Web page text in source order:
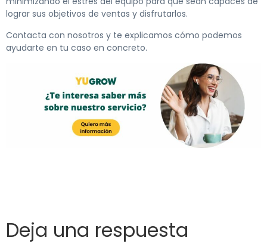
lograr sus objetivos de ventas y disfrutarlos.
Contacta con nosotros y te explicamos cómo podemos
ayudarte en tu caso en concreto.
Deja una respuesta